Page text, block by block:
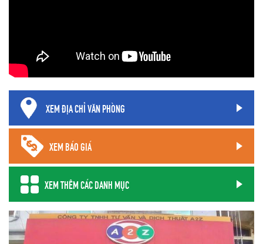
XEM ĐỊA CHỈ VĂN PHÒNG
XEM BÁO GIÁ
XEM THÊM CÁC DANH MỤC